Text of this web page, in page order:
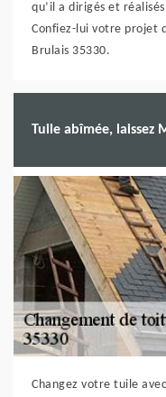
qu’il a dirigés et
Confiez-lui votre projet
Brulais 35330.
Tuile abîmée, laissez
Changez votre tuile